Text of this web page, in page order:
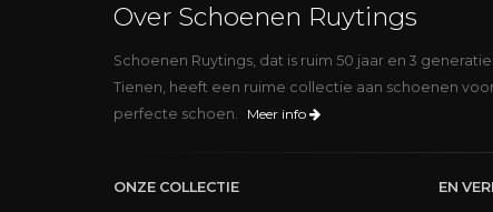
Over Schoenen Ruytings
Schoenen Ruytings, dat is ruim 50 jaar en 3
Tienen, heeft een ruime collectie aan schoenen
perfecte schoen.
Meer info
ONZE COLLECTIE EN